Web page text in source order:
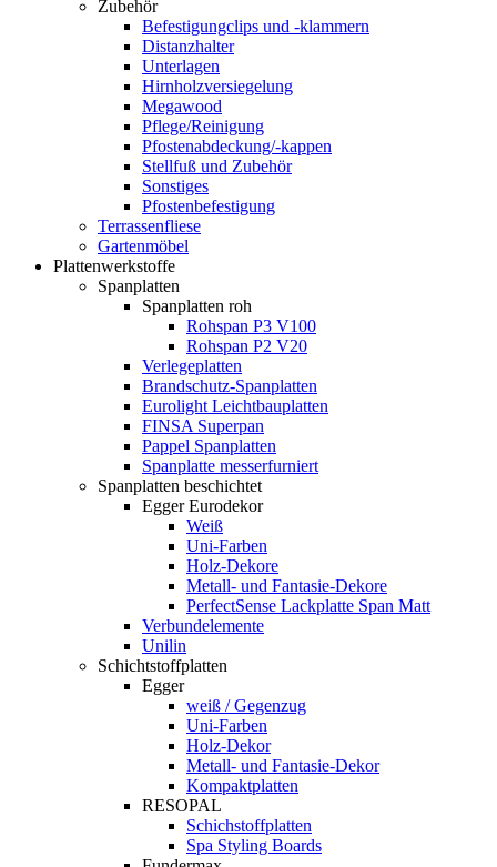
Zubehör
Befestigungclips und -klammern
Distanzhalter
Unterlagen
Hirnholzversiegelung
Megawood
Pflege/Reinigung
Pfostenabdeckung/-kappen
Stellfuß und Zubehör
Sonstiges
Pfostenbefestigung
Terrassenfliese
Gartenmöbel
Plattenwerkstoffe
Spanplatten
Spanplatten roh
Rohspan P3 V100
Rohspan P2 V20
Verlegeplatten
Brandschutz-Spanplatten
Eurolight Leichtbauplatten
FINSA Superpan
Pappel Spanplatten
Spanplatte messerfurniert
Spanplatten beschichtet
Egger Eurodekor
Weiß
Uni-Farben
Holz-Dekore
Metall- und Fantasie-Dekore
PerfectSense Lackplatte Span Matt
Verbundelemente
Unilin
Schichtstoffplatten
Egger
weiß / Gegenzug
Uni-Farben
Holz-Dekor
Metall- und Fantasie-Dekor
Kompaktplatten
RESOPAL
Schichstoffplatten
Spa Styling Boards